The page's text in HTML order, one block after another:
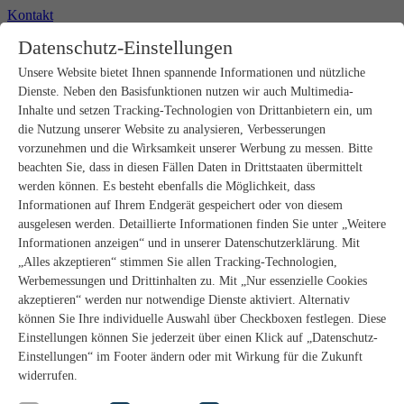
Kontakt
Produkte
Rohbau
Estrichverlegung
Untergrundvorbereitung
Bodenspachtelmassen
Abdichtungen
Fliesenkleber
Fugenmörtel
Fugendichtstoffe
Natursteinverlegung
Bodenbelags- und Parkettklebstoffe
Wandspachtelmassen
Werkzeug
Zubehör
PANDOMO
wedi Produkte
Marine Produkte
Service
Datenschutz-Einstellungen
Unsere Website bietet Ihnen spannende Informationen und nützliche
Dienste. Neben den Basisfunktionen nutzen wir auch Multimedia-
Inhalte und setzen Tracking-Technologien von Drittanbietern ein, um
die Nutzung unserer Website zu analysieren, Verbesserungen
vorzunehmen und die Wirksamkeit unserer Werbung zu messen. Bitte
beachten Sie, dass in diesen Fällen Daten in Drittstaaten übermittelt
werden können. Es besteht ebenfalls die Möglichkeit, dass
Informationen auf Ihrem Endgerät gespeichert oder von diesem
ausgelesen werden. Detaillierte Informationen finden Sie unter „Weitere
Informationen anzeigen“ und in unserer Datenschutzerklärung. Mit
„Alles akzeptieren“ stimmen Sie allen Tracking-Technologien,
Werbemessungen und Drittinhalten zu. Mit „Nur essenzielle Cookies
akzeptieren“ werden nur notwendige Dienste aktiviert. Alternativ
können Sie Ihre individuelle Auswahl über Checkboxen festlegen. Diese
Einstellungen können Sie jederzeit über einen Klick auf „Datenschutz-
Einstellungen“ im Footer ändern oder mit Wirkung für die Zukunft
widerrufen.